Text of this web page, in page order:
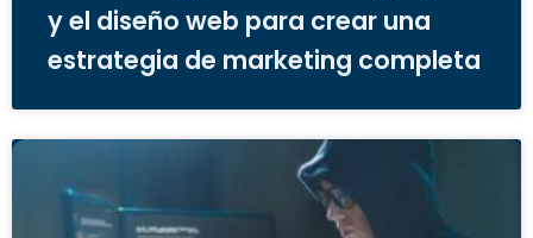
y el diseño web para crear una
estrategia de marketing completa